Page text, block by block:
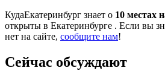
КудаЕкатеринбург знает о 10 местах
открыты в Екатеринбурге . Если вы
нет на сайте, сообщите нам!
Сейчас обсуждают